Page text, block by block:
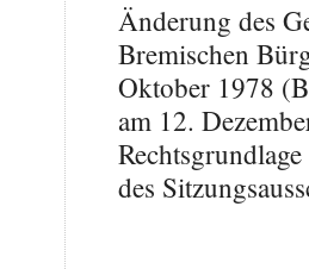
Änderung des
Bremischen
Oktober 1978
am 12.
des